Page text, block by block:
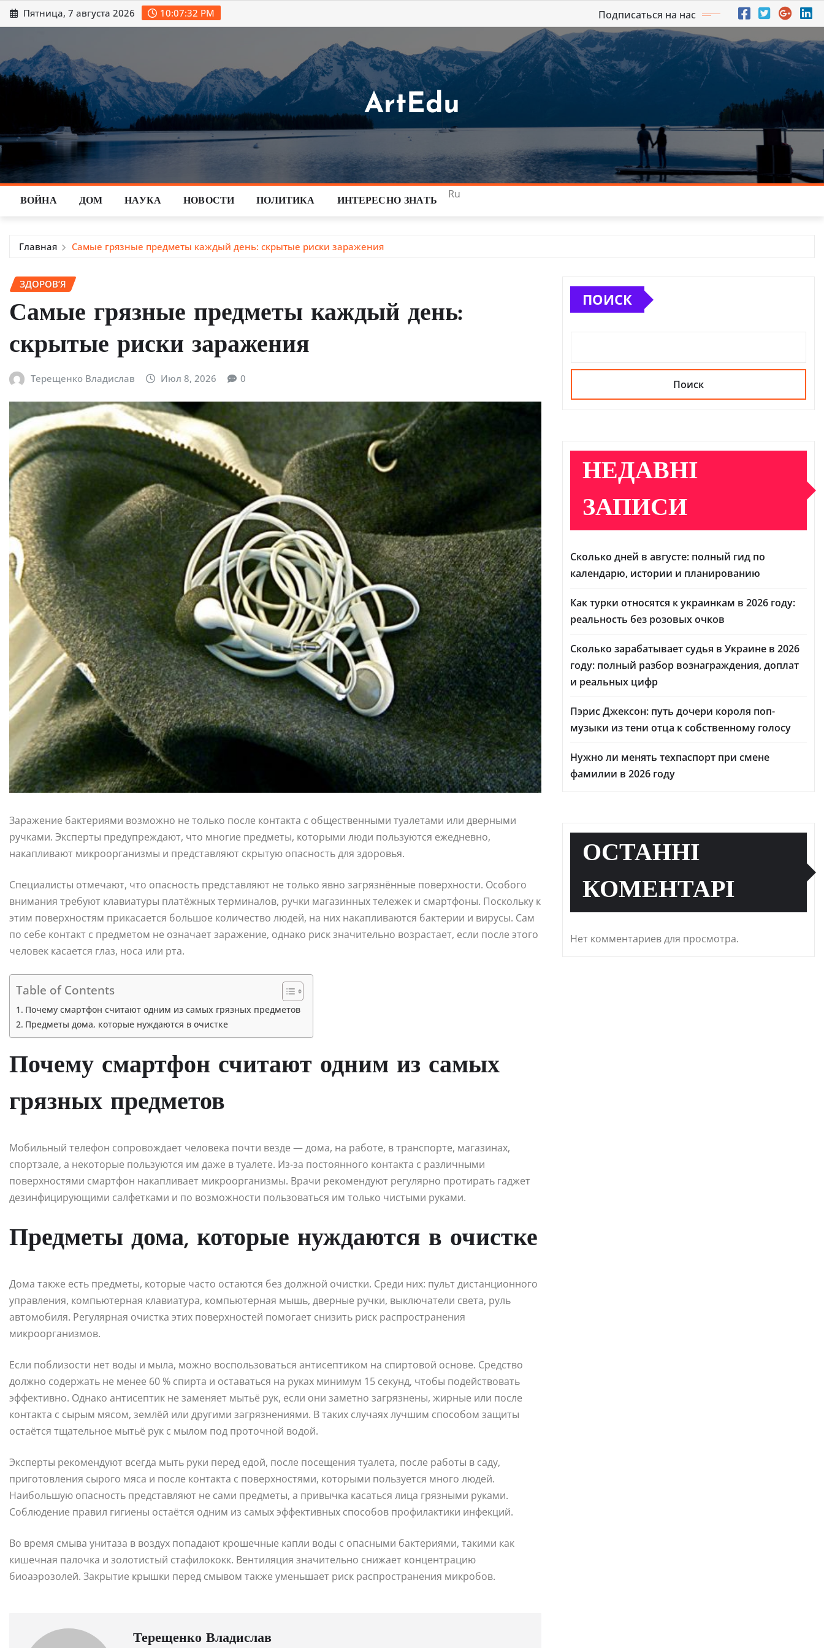
Перейти
к
Пятница, 7 августа 2026 10:07:34 PM Подписаться на нас
ArtEdu
ВОЙНА ДОМ НАУКА НОВОСТИ ПОЛИТИКА ИНТЕРЕСНО ЗНАТЬ
Ru
Главная Самые грязные предметы каждый день: скрытые риски заражения
ЗДОРОВ’Я
Самые грязные предметы каждый день:
скрытые риски заражения
Терещенко Владислав Июл 8, 2026 0
Заражение бактериями возможно не только после контакта с общественными туалетами или дверными
ручками. Эксперты предупреждают, что многие предметы, которыми люди пользуются ежедневно,
накапливают микроорганизмы и представляют скрытую опасность для здоровья.
Специалисты отмечают, что опасность представляют не только явно загрязнённые поверхности. Особого
внимания требуют клавиатуры платёжных терминалов, ручки магазинных тележек и смартфоны. Поскольку к
этим поверхностям прикасается большое количество людей, на них накапливаются бактерии и вирусы. Сам
по себе контакт с предметом не означает заражение, однако риск значительно возрастает, если после этого
человек касается глаз, носа или рта.
Table of Contents
Почему смартфон считают одним из самых грязных предметов
Предметы дома, которые нуждаются в очистке
Почему смартфон считают одним из самых
грязных предметов
Мобильный телефон сопровождает человека почти везде — дома, на работе, в транспорте, магазинах,
спортзале, а некоторые пользуются им даже в туалете. Из-за постоянного контакта с различными
поверхностями смартфон накапливает микроорганизмы. Врачи рекомендуют регулярно протирать гаджет
дезинфицирующими салфетками и по возможности пользоваться им только чистыми руками.
Предметы дома, которые нуждаются в очистке
Дома также есть предметы, которые часто остаются без должной очистки. Среди них: пульт дистанционного
управления, компьютерная клавиатура, компьютерная мышь, дверные ручки, выключатели света, руль
автомобиля. Регулярная очистка этих поверхностей помогает снизить риск распространения
микроорганизмов.
Если поблизости нет воды и мыла, можно воспользоваться антисептиком на спиртовой основе. Средство
должно содержать не менее 60 % спирта и оставаться на руках минимум 15 секунд, чтобы подействовать
эффективно. Однако антисептик не заменяет мытьё рук, если они заметно загрязнены, жирные или после
контакта с сырым мясом, землёй или другими загрязнениями. В таких случаях лучшим способом защиты
остаётся тщательное мытьё рук с мылом под проточной водой.
Эксперты рекомендуют всегда мыть руки перед едой, после посещения туалета, после работы в саду,
приготовления сырого мяса и после контакта с поверхностями, которыми пользуется много людей.
Наибольшую опасность представляют не сами предметы, а привычка касаться лица грязными руками.
Соблюдение правил гигиены остаётся одним из самых эффективных способов профилактики инфекций.
Во время смыва унитаза в воздух попадают крошечные капли воды с опасными бактериями, такими как
кишечная палочка и золотистый стафилококк. Вентиляция значительно снижает концентрацию
биоаэрозолей. Закрытие крышки перед смывом также уменьшает риск распространения микробов.
Терещенко Владислав
ПОИСК
Поиск
НЕДАВНІ
ЗАПИСИ
Сколько дней в августе: полный гид по
календарю, истории и планированию
Как турки относятся к украинкам в 2026 году:
реальность без розовых очков
Сколько зарабатывает судья в Украине в 2026
году: полный разбор вознаграждения, доплат
и реальных цифр
Пэрис Джексон: путь дочери короля поп-
музыки из тени отца к собственному голосу
Нужно ли менять техпаспорт при смене
фамилии в 2026 году
ОСТАННІ
КОМЕНТАРІ
Нет комментариев для просмотра.